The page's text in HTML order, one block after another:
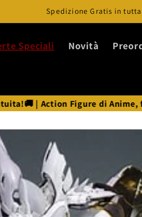
Spedizione Gratis in
Speciali Novità
di Anime, film e